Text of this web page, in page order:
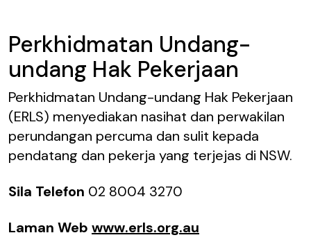
Perkhidmatan Undang-
undang Hak Pekerjaan
Perkhidmatan Undang-undang Hak Pekerjaan
(ERLS) menyediakan nasihat dan perwakilan
perundangan percuma dan sulit kepada
pendatang dan pekerja yang terjejas di NSW.
Sila Telefon 02 8004 3270
Laman Web www.erls.org.au